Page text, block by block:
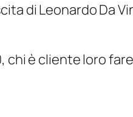
di Leonardo Da
chi è cliente loro